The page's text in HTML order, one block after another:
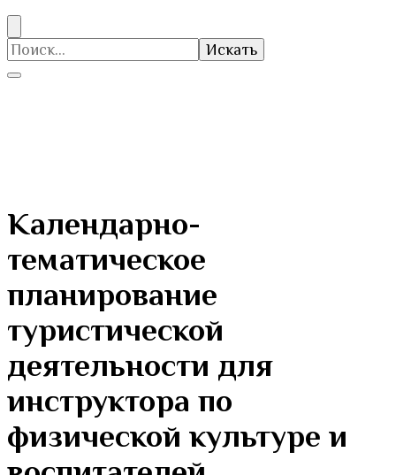
Искать:
Календарно-
тематическое
планирование
туристической
деятельности для
инструктора по
физической культуре и